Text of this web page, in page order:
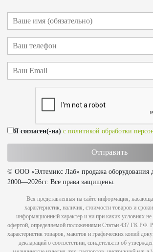
Я согласен(-на) с политикой обработки
© ООО «Элтемикс Лаб» продажа оборудования
2000—2026гг. Все права защищены.
Вся представленная на сайте информация,
характеристик, наличия, стоимости товаров и
информационный характер и ни при каких условиях не
офертой, определяемой положениями Статьи 437 ГК РФ.
характеристик товаров, макетов и графических копий
деклараций о соответствии, свидетельств об